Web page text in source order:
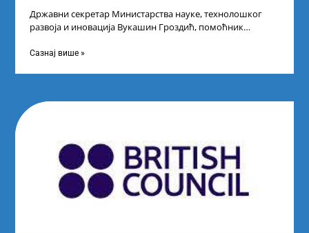
Државни секретар Министарства науке, технолошког
развоја и иновација Вукашин Гроздић, помоћник
промоцију
Сазнај више »